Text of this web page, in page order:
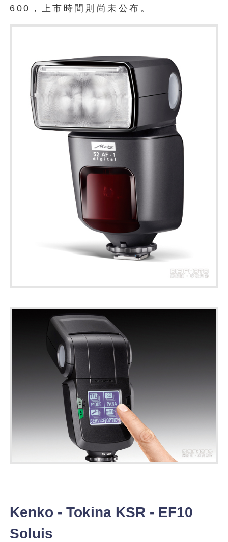
600，上市時間則尚未公布。
Kenko - Tokina KSR - EF10
Soluis